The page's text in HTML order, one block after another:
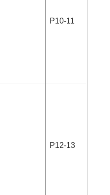
P10-11
P12-13